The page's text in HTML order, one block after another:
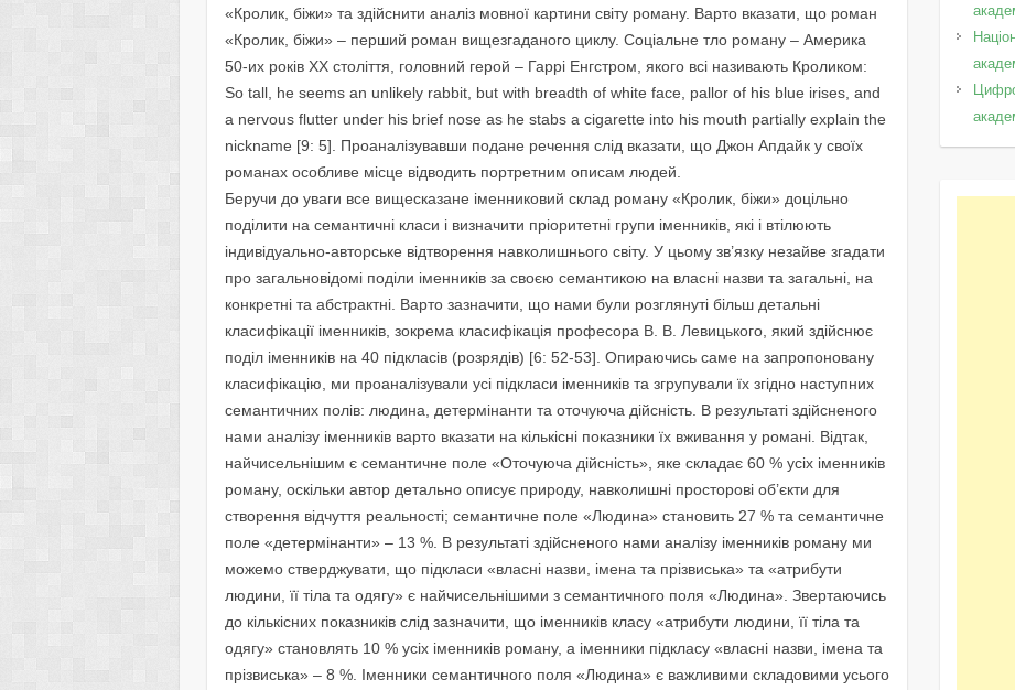
«Кролик, біжи» та здійснити аналіз мовної картини світу роману. Варто вказати, що роман
«Кролик, біжи» – перший роман вищезгаданого циклу. Соціальне тло роману – Америка
50-их років ХХ століття, головний герой – Гаррі Енгстром, якого всі називають Кроликом:
So tall, he seems an unlikely rabbit, but with breadth of white face, pallor of his blue irises, and
a nervous flutter under his brief nose as he stabs a cigarette into his mouth partially explain the
nickname [9: 5]. Проаналізувавши подане речення слід вказати, що Джон Апдайк у своїх
романах особливе місце відводить портретним описам людей.
Беручи до уваги все вищесказане іменниковий склад роману «Кролик, біжи» доцільно
поділити на семантичні класи і визначити пріоритетні групи іменників, які і втілюють
індивідуально-авторське відтворення навколишнього світу. У цьому зв’язку незайве згадати
про загальновідомі поділи іменників за своєю семантикою на власні назви та загальні, на
конкретні та абстрактні. Варто зазначити, що нами були розглянуті більш детальні
класифікації іменників, зокрема класифікація професора В. В. Левицького, який здійснює
поділ іменників на 40 підкласів (розрядів) [6: 52-53]. Опираючись саме на запропоновану
класифікацію, ми проаналізували усі підкласи іменників та згрупували їх згідно наступних
семантичних полів: людина, детермінанти та оточуюча дійсність. В результаті здійсненого
нами аналізу іменників варто вказати на кількісні показники їх вживання у романі. Відтак,
найчисельнішим є семантичне поле «Оточуюча дійсність», яке складає 60 % усіх іменників
роману, оскільки автор детально описує природу, навколишні просторові об’єкти для
створення відчуття реальності; семантичне поле «Людина» становить 27 % та семантичне
поле «детермінанти» – 13 %. В результаті здійсненого нами аналізу іменників роману ми
можемо стверджувати, що підкласи «власні назви, імена та прізвиська» та «атрибути
людини, її тіла та одягу» є найчисельнішими з семантичного поля «Людина». Звертаючись
до кількісних показників слід зазначити, що іменників класу «атрибути людини, її тіла та
одягу» становлять 10 % усіх іменників роману, а іменники підкласу «власні назви, імена та
прізвиська» – 8 %. Іменники семантичного поля «Людина» є важливими складовими усього